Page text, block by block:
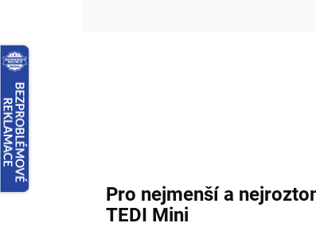
Pro nejmenší a
TEDI Mini